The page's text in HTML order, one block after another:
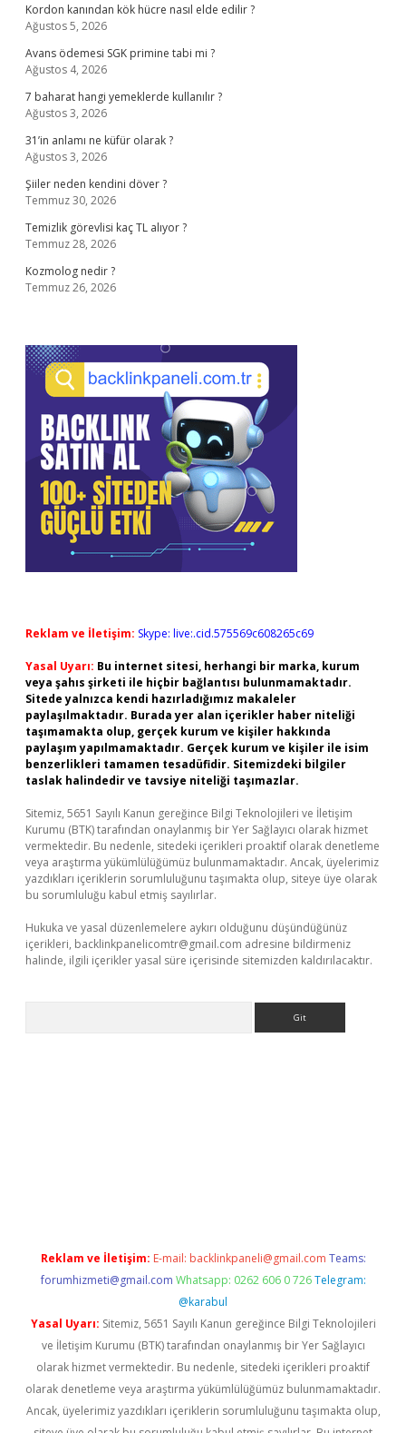
Kordon kanından kök hücre nasıl elde edilir ?
Ağustos 5, 2026
Avans ödemesi SGK primine tabi mi ?
Ağustos 4, 2026
7 baharat hangi yemeklerde kullanılır ?
Ağustos 3, 2026
31’in anlamı ne küfür olarak ?
Ağustos 3, 2026
Şiiler neden kendini döver ?
Temmuz 30, 2026
Temizlik görevlisi kaç TL alıyor ?
Temmuz 28, 2026
Kozmolog nedir ?
Temmuz 26, 2026
Reklam ve İletişim: Skype: live:.cid.575569c608265c69
Yasal Uyarı: Bu internet sitesi, herhangi bir marka, kurum
veya şahıs şirketi ile hiçbir bağlantısı bulunmamaktadır.
Sitede yalnızca kendi hazırladığımız makaleler
paylaşılmaktadır. Burada yer alan içerikler haber niteliği
taşımamakta olup, gerçek kurum ve kişiler hakkında
paylaşım yapılmamaktadır. Gerçek kurum ve kişiler ile isim
benzerlikleri tamamen tesadüfidir. Sitemizdeki bilgiler
taslak halindedir ve tavsiye niteliği taşımazlar.
Sitemiz, 5651 Sayılı Kanun gereğince Bilgi Teknolojileri ve İletişim
Kurumu (BTK) tarafından onaylanmış bir Yer Sağlayıcı olarak hizmet
vermektedir. Bu nedenle, sitedeki içerikleri proaktif olarak denetleme
veya araştırma yükümlülüğümüz bulunmamaktadır. Ancak, üyelerimiz
yazdıkları içeriklerin sorumluluğunu taşımakta olup, siteye üye olarak
bu sorumluluğu kabul etmiş sayılırlar.
Hukuka ve yasal düzenlemelere aykırı olduğunu düşündüğünüz
içerikleri, backlinkpanelicomtr@gmail.com adresine bildirmeniz
halinde, ilgili içerikler yasal süre içerisinde sitemizden kaldırılacaktır.
Reklam ve İletişim: E-mail: backlinkpaneli@gmail.com Teams:
forumhizmeti@gmail.com Whatsapp: 0262 606 0 726 Telegram:
@karabul
Yasal Uyarı: Sitemiz, 5651 Sayılı Kanun gereğince Bilgi Teknolojileri
ve İletişim Kurumu (BTK) tarafından onaylanmış bir Yer Sağlayıcı
olarak hizmet vermektedir. Bu nedenle, sitedeki içerikleri proaktif
olarak denetleme veya araştırma yükümlülüğümüz bulunmamaktadır.
Ancak, üyelerimiz yazdıkları içeriklerin sorumluluğunu taşımakta olup,